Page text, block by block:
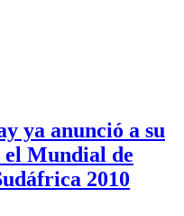
ya anunció a su
Mundial de
2010